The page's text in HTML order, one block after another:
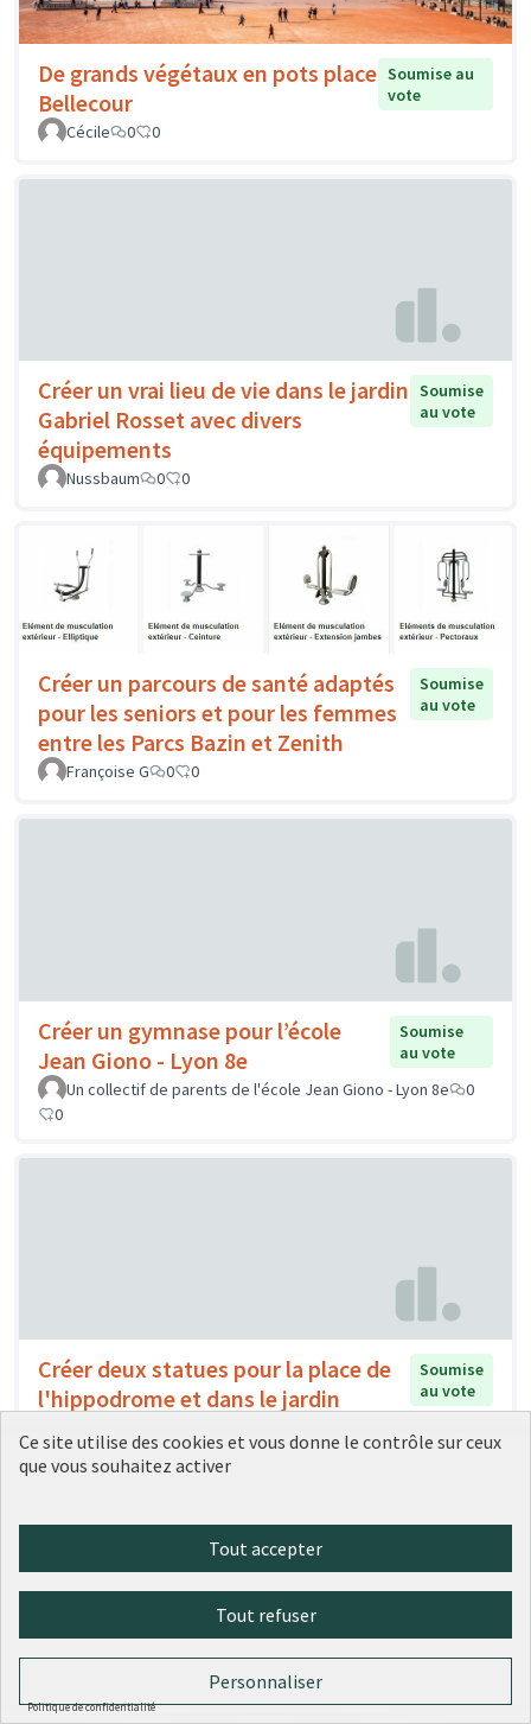
De grands végétaux en pots place
Bellecour
Soumise au
vote
Cécile
0 0
Créer un vrai lieu de vie dans le jardin
Gabriel Rosset avec divers
équipements
Soumise
au vote
Nussbaum 0 0
Créer un parcours de santé adaptés
pour les seniors et pour les femmes
entre les Parcs Bazin et Zenith
Soumise
au vote
Françoise G 0 0
Créer un gymnase pour l’école
Jean Giono - Lyon 8e
Soumise
au vote
Un collectif de parents de l'école Jean Giono - Lyon 8e
0
0
Créer deux statues pour la place de
l'hippodrome et dans le jardin
Soumise
au vote
Nussbaum
Créer des parkings sécurisés pour
Ce site utilise des cookies et vous donne le contrôle sur ceux
que vous souhaitez activer
Tout accepter
Tout refuser
Personnaliser
Politique de confidentialité